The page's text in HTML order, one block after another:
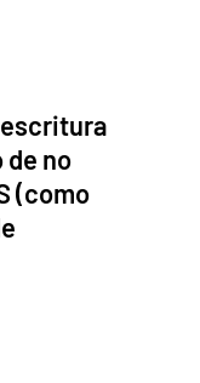
escritura
de no
(como